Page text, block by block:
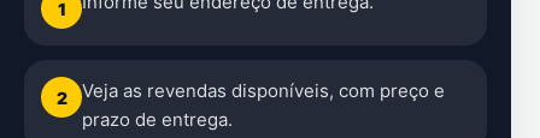
1
2
Veja as revendas disponíveis, com preço e
prazo de entrega.